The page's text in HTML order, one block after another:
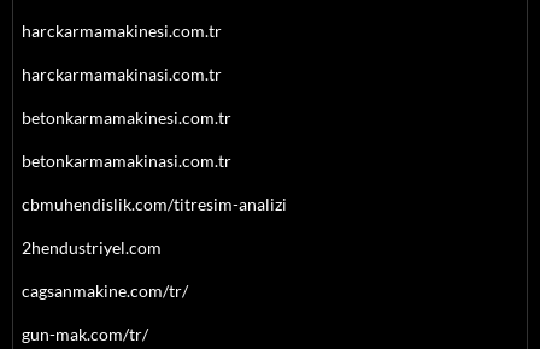
harckarmamakinesi.com.tr
harckarmamakinasi.com.tr
betonkarmamakinesi.com.tr
betonkarmamakinasi.com.tr
cbmuhendislik.com/titresim-analizi
2hendustriyel.com
cagsanmakine.com/tr/
gun-mak.com/tr/